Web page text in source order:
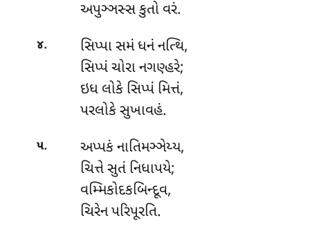
અપુઞ્ઞસ્સ કુતો વરં.
૪.
સિપ્પા સમં ધનં નત્થિ,
સિપ્પં ચોરા નગણ્હરે;
ઇધ લોકે સિપ્પં મિત્તં,
પરલોકે સુખાવહં.
૫.
અપ્પકં નાતિમઞ્ઞેય્ય,
ચિત્તે સુતં નિધાપયે;
વમ્મિકોદકબિન્દૂવ,
ચિરેન પરિપૂરતિ.